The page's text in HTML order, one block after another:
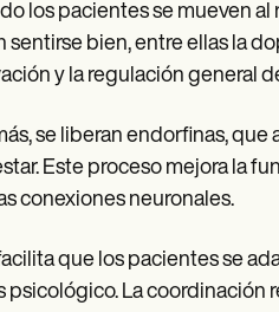
los pacientes se mueven
sentirse bien, entre ellas la
y la regulación general
se liberan endorfinas, que
Este proceso mejora la
conexiones neuronales.
que los pacientes se
psicológico. La coordinación